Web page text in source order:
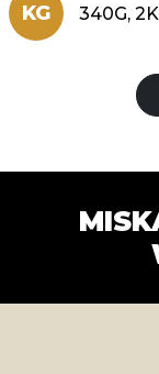
KG 340G,